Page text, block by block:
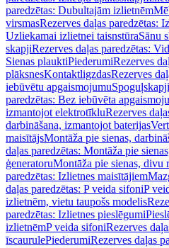
paredzētas: Dubultajām izlietnēm
virsmasRezerves daļas paredzētas:
Uzliekamai izlietnei taisnstūraSānu
skapjiRezerves daļas paredzētas:
Sienas plauktiPiederumiRezerves
plāksnesKontaktligzdasRezerves
iebūvētu apgaismojumuSpoguļskapji
paredzētas: Bez iebūvēta
izmantojot elektrotīkluRezerves
darbināšana, izmantojot baterijas
maisītājsMontāža pie sienas,
daļas paredzētas: Montāža pie
ģeneratoruMontāža pie sienas, divu
paredzētas: Izlietnes maisītājiem
daļas paredzētas: P veida sifoniP
izlietnēm, vietu taupošs modelis
paredzētas: Izlietnes pieslēgumi
izlietnēmP veida sifoniRezerves
īscaurulePiederumiRezerves daļas